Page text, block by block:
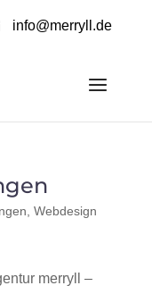
info@merryll.de
Webdesign
merryll –